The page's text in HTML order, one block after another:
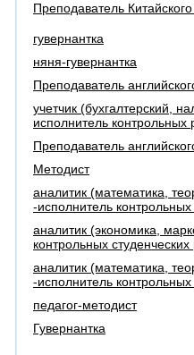
Преподаватель
гувернантка
няня-гувернантка
Преподаватель
учетчик (бухгалтерский,
исполнитель контрольных
Преподаватель
Методист
аналитик (математика,
-исполнитель
аналитик (экономика,
контрольных студенческих
аналитик (математика,
-исполнитель
педагог-методист
Гувернантка